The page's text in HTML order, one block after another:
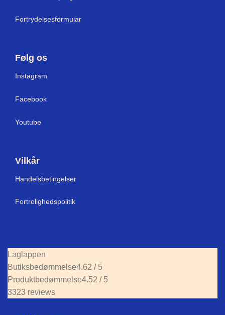
Fortrydelsesformular
Følg os
Instagram
Facebook
Youtube
Vilkår
Handelsbetingelser
Fortrolighedspolitik
Laglappen
Butiksbedømmelse4.62 / 5
Produktbedømmelse4.52 / 5
3323 reviews